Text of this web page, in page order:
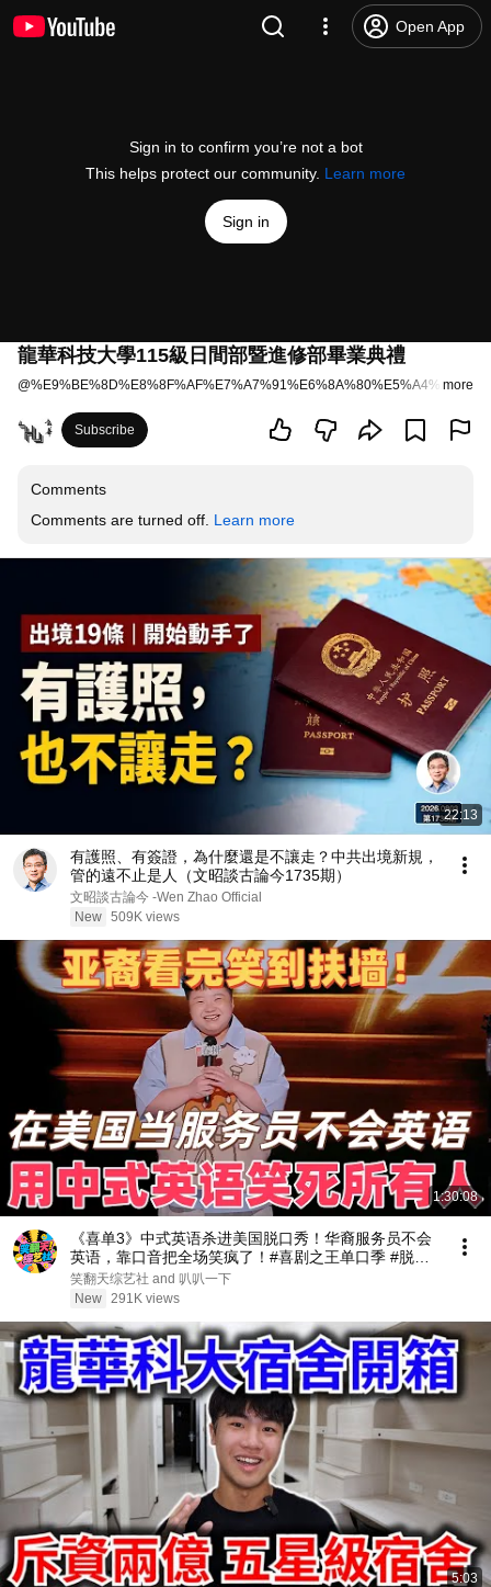
Open App
Sign in to confirm you’re not a bot
This helps protect our community. Learn more
Sign in
龍華科技大學115級日間部暨進修部畢業典禮
@ more
Subscribe
Comments
Comments are turned off. Learn more
22:13
有護照、有簽證，為什麼還是不讓走？中共出境新規，
管的遠不止是人（文昭談古論今1735期）
文昭談古論今 -Wen Zhao Official
New 509K views
1:30:08
《喜单3》中式英语杀进美国脱口秀！华裔服务员不会
英语，靠口音把全场笑疯了！#喜剧之王单口季 #脱口
秀 #搞笑 #喜剧 #funny #综艺
笑翻天综艺社 and 叭叭一下
New 291K views
5:03